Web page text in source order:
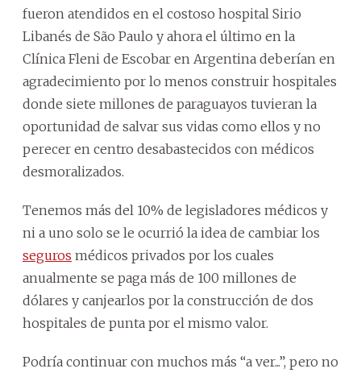
fueron atendidos en el costoso hospital Sirio
Libanés de São Paulo y ahora el último en la
Clínica Fleni de Escobar en Argentina deberían en
agradecimiento por lo menos construir hospitales
donde siete millones de paraguayos tuvieran la
oportunidad de salvar sus vidas como ellos y no
perecer en centro desabastecidos con médicos
desmoralizados.
Tenemos más del 10% de legisladores médicos y
ni a uno solo se le ocurrió la idea de cambiar los
seguros médicos privados por los cuales
anualmente se paga más de 100 millones de
dólares y canjearlos por la construcción de dos
hospitales de punta por el mismo valor.
Podría continuar con muchos más “a ver...”, pero no